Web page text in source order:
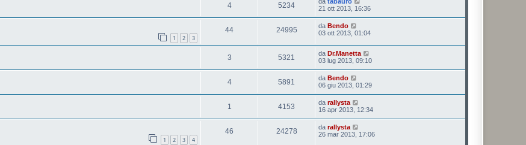
4 5234
21 ott 2013, 16:36
1 2 3
44 24995 da Bendo
03 ott 2013, 01:04
3 5321 da Dr.Manetta
03 lug 2013, 09:10
4 5891 da Bendo
06 giu 2013, 01:29
1 4153 da rallysta
16 apr 2013, 12:34
1 2 3 4
46 24278 da rallysta
26 mar 2013, 17:06